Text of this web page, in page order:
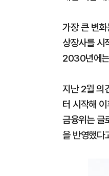
가장 큰 변
상장사를
2030년에는
지난 2월 의
터 시작해
금융위는 글
을 반영했다